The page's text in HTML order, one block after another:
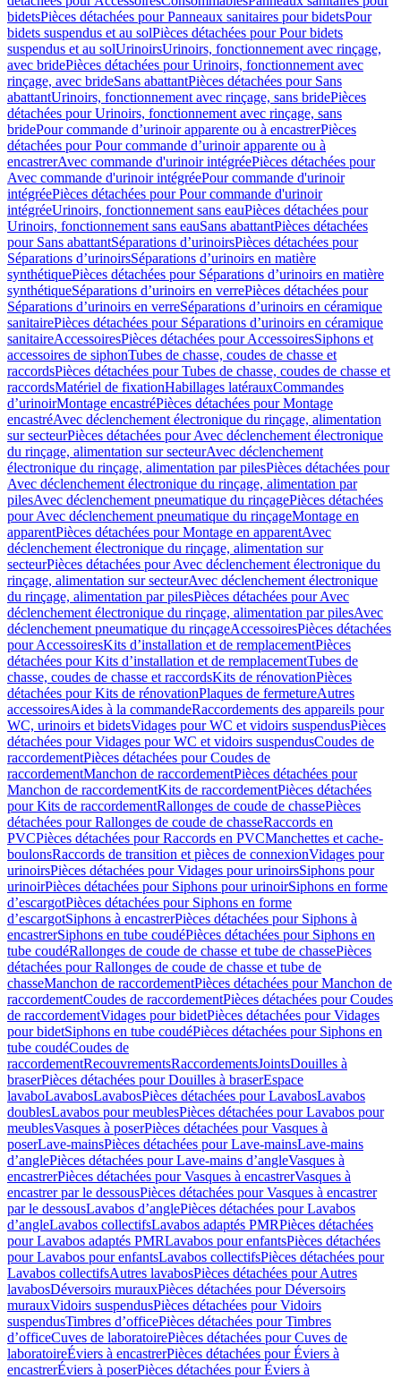
bidetsPièces détachées pour Panneaux sanitaires pour bidetsPour
bidets suspendus et au solPièces détachées pour Pour bidets
suspendus et au solUrinoirsUrinoirs, fonctionnement avec rinçage,
avec bridePièces détachées pour Urinoirs, fonctionnement avec
rinçage, avec brideSans abattantPièces détachées pour Sans
abattantUrinoirs, fonctionnement avec rinçage, sans bridePièces
détachées pour Urinoirs, fonctionnement avec rinçage, sans
bridePour commande d’urinoir apparente ou à encastrerPièces
détachées pour Pour commande d’urinoir apparente ou à
encastrerAvec commande d'urinoir intégréePièces détachées pour
Avec commande d'urinoir intégréePour commande d'urinoir
intégréePièces détachées pour Pour commande d'urinoir
intégréeUrinoirs, fonctionnement sans eauPièces détachées pour
Urinoirs, fonctionnement sans eauSans abattantPièces détachées
pour Sans abattantSéparations d’urinoirsPièces détachées pour
Séparations d’urinoirsSéparations d’urinoirs en matière
synthétiquePièces détachées pour Séparations d’urinoirs en matière
synthétiqueSéparations d’urinoirs en verrePièces détachées pour
Séparations d’urinoirs en verreSéparations d’urinoirs en céramique
sanitairePièces détachées pour Séparations d’urinoirs en céramique
sanitaireAccessoiresPièces détachées pour AccessoiresSiphons et
accessoires de siphonTubes de chasse, coudes de chasse et
raccordsPièces détachées pour Tubes de chasse, coudes de chasse et
raccordsMatériel de fixationHabillages latérauxCommandes
dʼurinoirMontage encastréPièces détachées pour Montage
encastréAvec déclenchement électronique du rinçage, alimentation
sur secteurPièces détachées pour Avec déclenchement électronique
du rinçage, alimentation sur secteurAvec déclenchement
électronique du rinçage, alimentation par pilesPièces détachées pour
Avec déclenchement électronique du rinçage, alimentation par
pilesAvec déclenchement pneumatique du rinçagePièces détachées
pour Avec déclenchement pneumatique du rinçageMontage en
apparentPièces détachées pour Montage en apparentAvec
déclenchement électronique du rinçage, alimentation sur
secteurPièces détachées pour Avec déclenchement électronique du
rinçage, alimentation sur secteurAvec déclenchement électronique
du rinçage, alimentation par pilesPièces détachées pour Avec
déclenchement électronique du rinçage, alimentation par pilesAvec
déclenchement pneumatique du rinçageAccessoiresPièces détachées
pour AccessoiresKits d’installation et de remplacementPièces
détachées pour Kits d’installation et de remplacementTubes de
chasse, coudes de chasse et raccordsKits de rénovationPièces
détachées pour Kits de rénovationPlaques de fermetureAutres
accessoiresAides à la commandeRaccordements des appareils pour
WC, urinoirs et bidetsVidages pour WC et vidoirs suspendusPièces
détachées pour Vidages pour WC et vidoirs suspendusCoudes de
raccordementPièces détachées pour Coudes de
raccordementManchon de raccordementPièces détachées pour
Manchon de raccordementKits de raccordementPièces détachées
pour Kits de raccordementRallonges de coude de chassePièces
détachées pour Rallonges de coude de chasseRaccords en
PVCPièces détachées pour Raccords en PVCManchettes et cache-
boulonsRaccords de transition et pièces de connexionVidages pour
urinoirsPièces détachées pour Vidages pour urinoirsSiphons pour
urinoirPièces détachées pour Siphons pour urinoirSiphons en forme
d’escargotPièces détachées pour Siphons en forme
d’escargotSiphons à encastrerPièces détachées pour Siphons à
encastrerSiphons en tube coudéPièces détachées pour Siphons en
tube coudéRallonges de coude de chasse et tube de chassePièces
détachées pour Rallonges de coude de chasse et tube de
chasseManchon de raccordementPièces détachées pour Manchon de
raccordementCoudes de raccordementPièces détachées pour Coudes
de raccordementVidages pour bidetPièces détachées pour Vidages
pour bidetSiphons en tube coudéPièces détachées pour Siphons en
tube coudéCoudes de
raccordementRecouvrementsRaccordementsJointsDouilles à
braserPièces détachées pour Douilles à braserEspace
lavaboLavabosLavabosPièces détachées pour LavabosLavabos
doublesLavabos pour meublesPièces détachées pour Lavabos pour
meublesVasques à poserPièces détachées pour Vasques à
poserLave-mainsPièces détachées pour Lave-mainsLave-mains
d’anglePièces détachées pour Lave-mains d’angleVasques à
encastrerPièces détachées pour Vasques à encastrerVasques à
encastrer par le dessousPièces détachées pour Vasques à encastrer
par le dessousLavabos d’anglePièces détachées pour Lavabos
d’angleLavabos collectifsLavabos adaptés PMRPièces détachées
pour Lavabos adaptés PMRLavabos pour enfantsPièces détachées
pour Lavabos pour enfantsLavabos collectifsPièces détachées pour
Lavabos collectifsAutres lavabosPièces détachées pour Autres
lavabosDéversoirs murauxPièces détachées pour Déversoirs
murauxVidoirs suspendusPièces détachées pour Vidoirs
suspendusTimbres dʼofficePièces détachées pour Timbres
dʼofficeCuves de laboratoirePièces détachées pour Cuves de
laboratoireÉviers à encastrerPièces détachées pour Éviers à
encastrerÉviers à poserPièces détachées pour Éviers à